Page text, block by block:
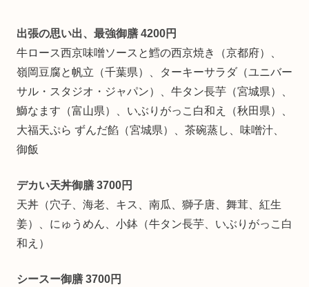
出張の思い出、最強御膳 4200円
牛ロース西京味噌ソースと鱈の西京焼き（京都府）、
嶺岡豆腐と帆立（千葉県）、ターキーサラダ（ユニバー
サル・スタジオ・ジャパン）、牛タン長芋（宮城県）、
鰤なます（富山県）、いぶりがっこ白和え（秋田県）、
大福天ぷら ずんだ餡（宮城県）、茶碗蒸し、味噌汁、
御飯
デカい天丼御膳 3700円
天丼（穴子、海老、キス、南瓜、獅子唐、舞茸、紅生
姜）、にゅうめん、小鉢（牛タン長芋、いぶりがっこ白
和え）
シースー御膳 3700円